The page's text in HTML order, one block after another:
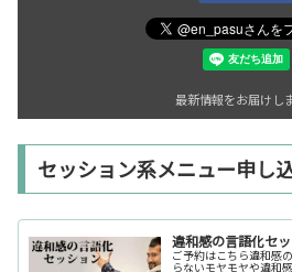
最新情報をお届けし
セッション系メニュー申し
違和感の言語化セ
ご予約はこちら違和感
らないモヤモヤや違和